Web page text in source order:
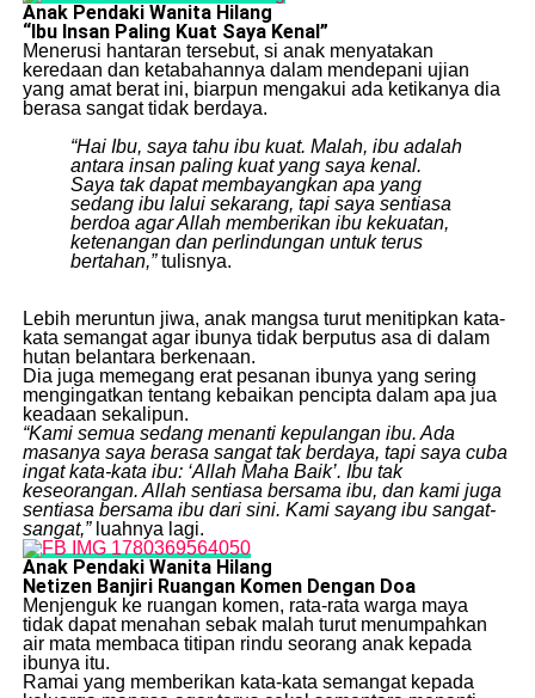
Anak Pendaki Wanita Hilang
“Ibu Insan Paling Kuat Saya Kenal”
​Menerusi hantaran tersebut, si anak menyatakan
keredaan dan ketabahannya dalam mendepani ujian
yang amat berat ini, biarpun mengakui ada ketikanya dia
berasa sangat tidak berdaya.
“Hai Ibu, saya tahu ibu kuat. Malah, ibu adalah
antara insan paling kuat yang saya kenal.
Saya tak dapat membayangkan apa yang
sedang ibu lalui sekarang, tapi saya sentiasa
berdoa agar Allah memberikan ibu kekuatan,
ketenangan dan perlindungan untuk terus
bertahan,”tulisnya.
​Lebih meruntun jiwa, anak mangsa turut menitipkan kata-
kata semangat agar ibunya tidak berputus asa di dalam
hutan belantara berkenaan.
​Dia juga memegang erat pesanan ibunya yang sering
mengingatkan tentang kebaikan pencipta dalam apa jua
keadaan sekalipun.
“Kami semua sedang menanti kepulangan ibu. Ada
masanya saya berasa sangat tak berdaya, tapi saya cuba
ingat kata-kata ibu: ‘Allah Maha Baik’. Ibu tak
keseorangan. Allah sentiasa bersama ibu, dan kami juga
sentiasa bersama ibu dari sini. Kami sayang ibu sangat-
sangat,”luahnya lagi.
Anak Pendaki Wanita Hilang
Netizen Banjiri Ruangan Komen Dengan Doa
​Menjenguk ke ruangan komen, rata-rata warga maya
tidak dapat menahan sebak malah turut menumpahkan
air mata membaca titipan rindu seorang anak kepada
ibunya itu.
​Ramai yang memberikan kata-kata semangat kepada